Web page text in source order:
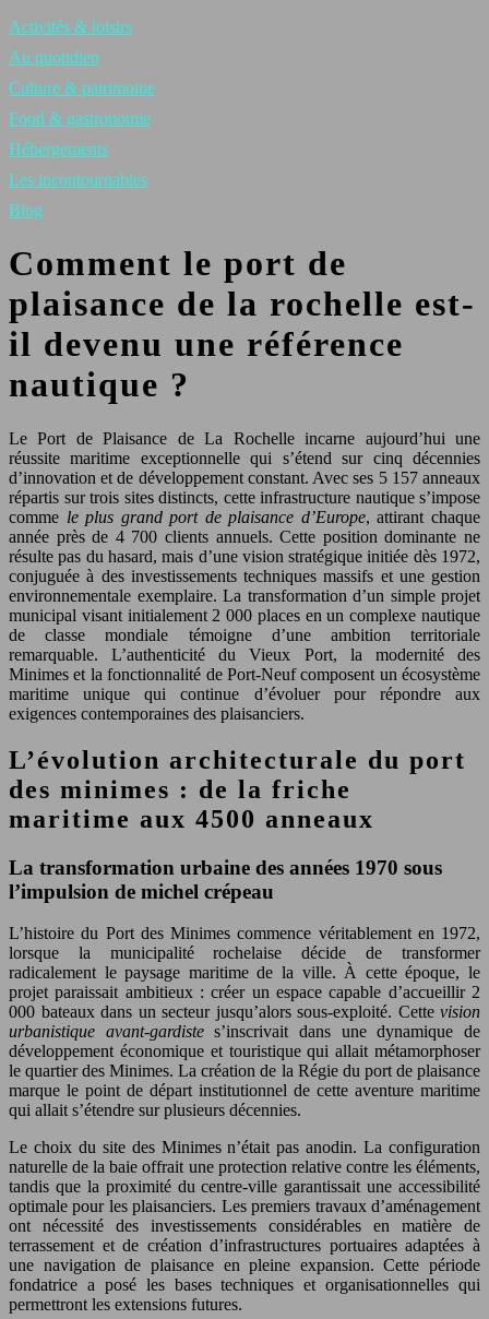
Activités & loisirs
Au quotidien
Culture & patrimoine
Food & gastronomie
Hébergements
Les incontournables
Blog
Comment le port de
plaisance de la rochelle est-
il devenu une référence
nautique ?
Le Port de Plaisance de La Rochelle incarne aujourd’hui une
réussite maritime exceptionnelle qui s’étend sur cinq décennies
d’innovation et de développement constant. Avec ses 5 157 anneaux
répartis sur trois sites distincts, cette infrastructure nautique s’impose
comme le plus grand port de plaisance d’Europe, attirant chaque
année près de 4 700 clients annuels. Cette position dominante ne
résulte pas du hasard, mais d’une vision stratégique initiée dès 1972,
conjuguée à des investissements techniques massifs et une gestion
environnementale exemplaire. La transformation d’un simple projet
municipal visant initialement 2 000 places en un complexe nautique
de classe mondiale témoigne d’une ambition territoriale
remarquable. L’authenticité du Vieux Port, la modernité des
Minimes et la fonctionnalité de Port-Neuf composent un écosystème
maritime unique qui continue d’évoluer pour répondre aux
exigences contemporaines des plaisanciers.
L’évolution architecturale du port
des minimes : de la friche
maritime aux 4500 anneaux
La transformation urbaine des années 1970 sous
l’impulsion de michel crépeau
L’histoire du Port des Minimes commence véritablement en 1972,
lorsque la municipalité rochelaise décide de transformer
radicalement le paysage maritime de la ville. À cette époque, le
projet paraissait ambitieux : créer un espace capable d’accueillir 2
000 bateaux dans un secteur jusqu’alors sous-exploité. Cette vision
urbanistique avant-gardistes’inscrivait dans une dynamique de
développement économique et touristique qui allait métamorphoser
le quartier des Minimes. La création de la Régie du port de plaisance
marque le point de départ institutionnel de cette aventure maritime
qui allait s’étendre sur plusieurs décennies.
Le choix du site des Minimes n’était pas anodin. La configuration
naturelle de la baie offrait une protection relative contre les éléments,
tandis que la proximité du centre-ville garantissait une accessibilité
optimale pour les plaisanciers. Les premiers travaux d’aménagement
ont nécessité des investissements considérables en matière de
terrassement et de création d’infrastructures portuaires adaptées à
une navigation de plaisance en pleine expansion. Cette période
fondatrice a posé les bases techniques et organisationnelles qui
permettront les extensions futures.